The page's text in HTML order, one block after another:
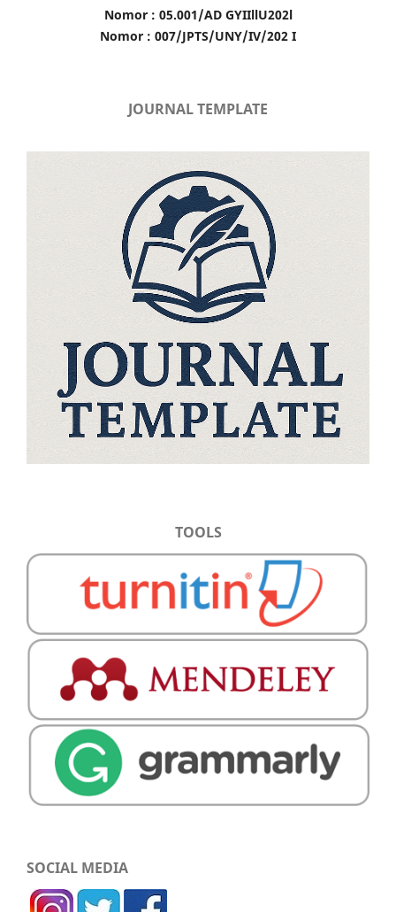
Nomor : 05.001/AD GYIIllU202l
Nomor : 007/JPTS/UNY/IV/202 I
JOURNAL TEMPLATE
TOOLS
SOCIAL MEDIA